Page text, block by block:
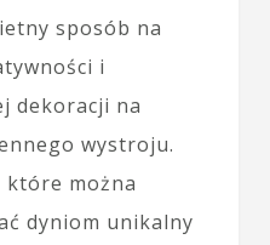
sposób na
i
dekoracji na
wystroju.
można
dyniom unikalny